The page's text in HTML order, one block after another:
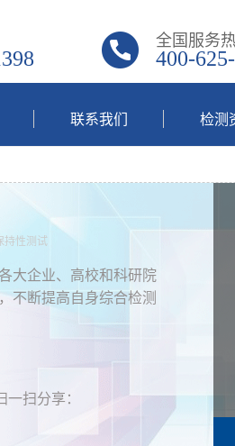
全国服务
400-
联系我们 检测
性测试
大企业、高校和科研院
不断提高自身综合检测
扫分享：